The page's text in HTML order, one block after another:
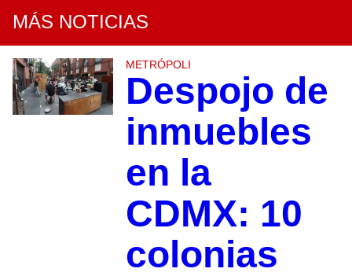
MÁS NOTICIAS
METRÓPOLI
Despojo de
inmuebles
en la
CDMX: 10
colonias